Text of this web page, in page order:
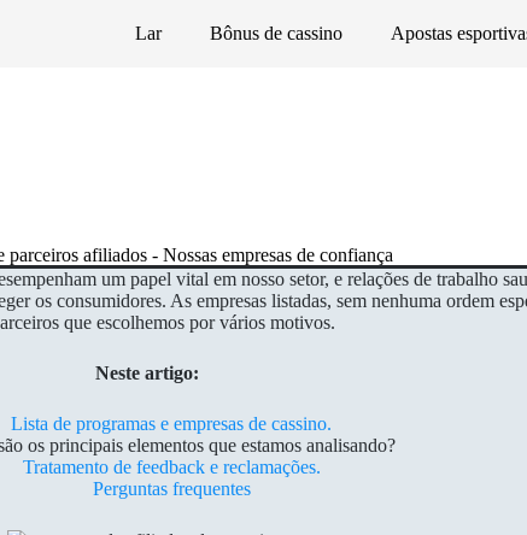
Lar Bônus de cassino Apostas
parceiros afiliados - Nossas empresas de confiança
um papel vital em nosso setor, e relações de trabalho
os consumidores. As empresas listadas, sem nenhuma ordem
que escolhemos por vários motivos.
Neste artigo:
Lista de programas e empresas de cassino.
os principais elementos que estamos analisando?
Tratamento de feedback e reclamações.
Perguntas frequentes